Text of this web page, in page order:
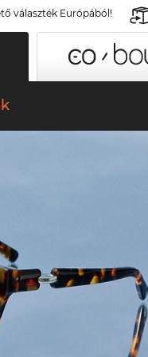
választék Európából!